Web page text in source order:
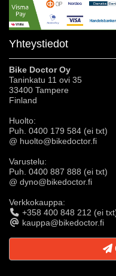
Yhteystiedot
Bike Doctor Oy
Taninkatu 11 ovi 35
33400 Tampere
Finland
Huolto:
Puh. 0400 179 584 (ei txt)
@ huolto@bikedoctor.fi
Varustelu:
Puh. 0400 887 888 (ei txt)
@ dyno@bikedoctor.fi
Verkkokauppa:
+358 400 848 212 (ei
kauppa@bikedoctor.fi